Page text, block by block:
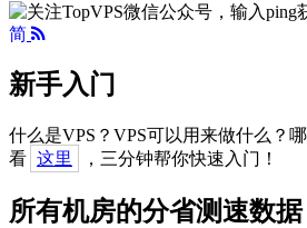
简
新手入门
什么是VPS？VPS可以用来做什么？
看 这里 ，三分钟帮你快速入门！
所有机房的分省测速数据